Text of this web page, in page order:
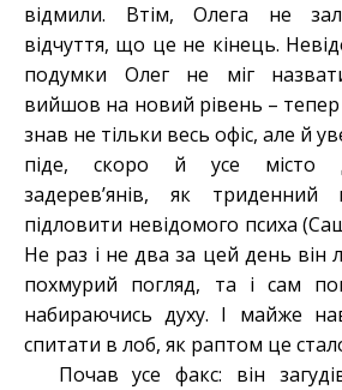
відмили. Втім, Олега не
відчуття, що це не кінець.
подумки Олег не міг
вийшов на новий рівень – тепер
знав не тільки весь офіс, але й
піде, скоро й усе місто
задерев’янів, як триденний
підловити невідомого психа
Не раз і не два за цей день він
похмурий погляд, та і сам
набираючись духу. І майже
спитати в лоб, як раптом це
Почав усе факс: він